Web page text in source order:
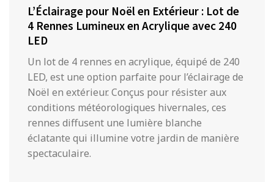
L’Éclairage pour Noël en Extérieur : Lot de
4 Rennes Lumineux en Acrylique avec 240
LED
Un lot de 4 rennes en acrylique, équipé de 240
LED, est une option parfaite pour l’éclairage de
Noël en extérieur. Conçus pour résister aux
conditions météorologiques hivernales, ces
rennes diffusent une lumière blanche
éclatante qui illumine votre jardin de manière
spectaculaire.